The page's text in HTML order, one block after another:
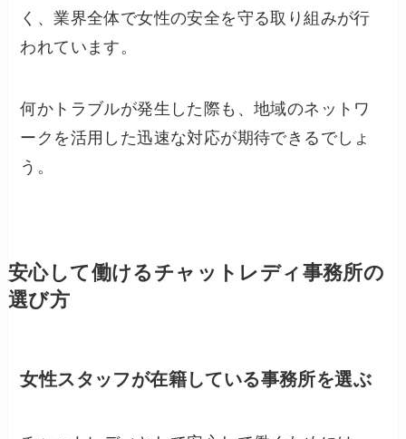
く、業界全体で女性の安全を守る取り組みが行
われています。
何かトラブルが発生した際も、地域のネットワ
ークを活用した迅速な対応が期待できるでしょ
う。
安心して働けるチャットレディ事務所の
選び方
女性スタッフが在籍している事務所を選ぶ